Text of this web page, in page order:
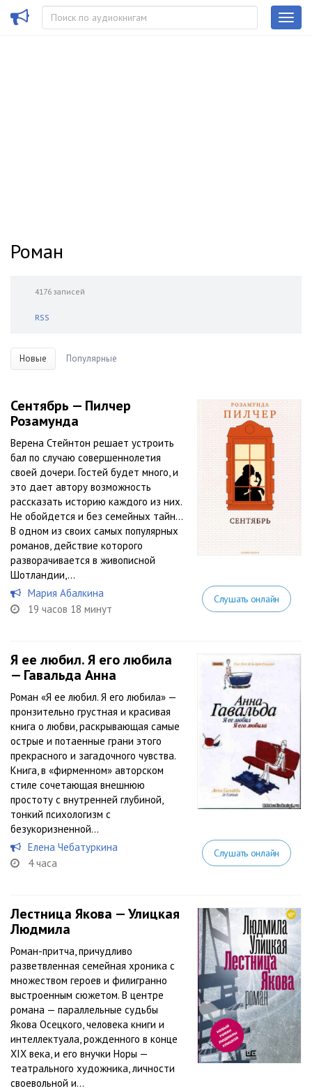
Роман
4176 записей
RSS
Новые Популярные
Сентябрь — Пилчер
Розамунда
Верена Стейнтон решает устроить
бал по случаю совершеннолетия
своей дочери. Гостей будет много, и
это дает автору возможность
рассказать историю каждого из них.
Не обойдется и без семейных тайн…
В одном из своих самых популярных
романов, действие которого
разворачивается в живописной
Шотландии,...
Мария Абалкина
19 часов 18 минут
Слушать онлайн
Я ее любил. Я его любила
— Гавальда Анна
Роман «Я ее любил. Я его любила» —
пронзительно грустная и красивая
книга о любви, раскрывающая самые
острые и потаенные грани этого
прекрасного и загадочного чувства.
Книга, в «фирменном» авторском
стиле сочетающая внешнюю
простоту с внутренней глубиной,
тонкий психологизм с
безукоризненной...
Елена Чебатуркина
4 часа
Слушать онлайн
Лестница Якова — Улицкая
Людмила
Роман-притча, причудливо
разветвленная семейная хроника с
множеством героев и филигранно
выстроенным сюжетом. В центре
романа — параллельные судьбы
Якова Осецкого, человека книги и
интеллектуала, рожденного в конце
XIX века, и его внучки Норы —
театрального художника, личности
своевольной и...